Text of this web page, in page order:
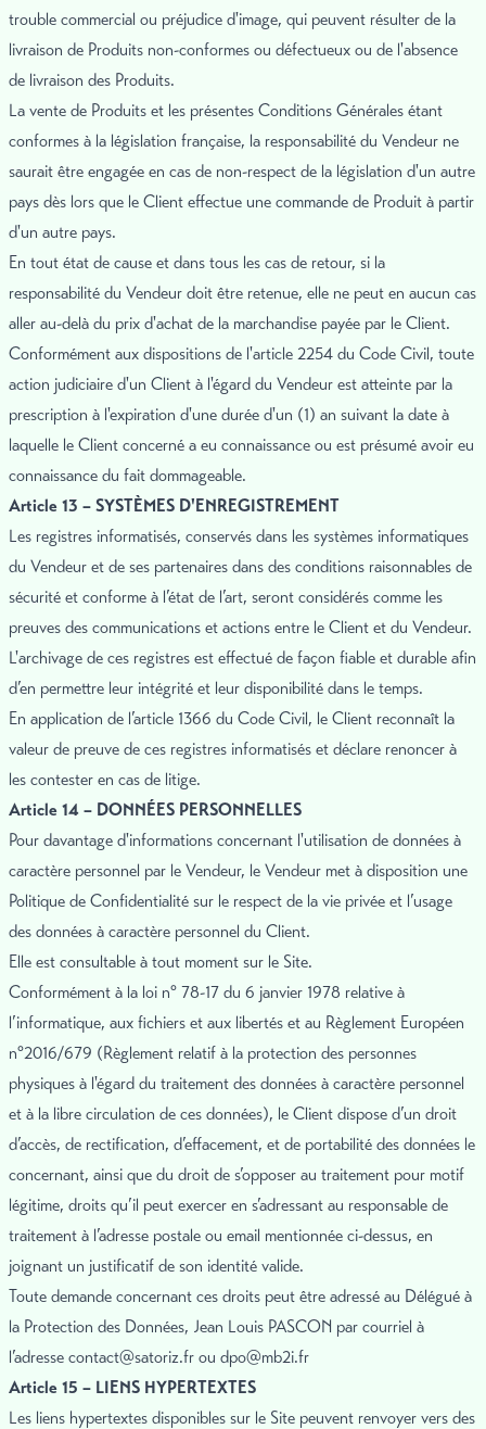
trouble commercial ou préjudice d'image, qui peuvent résulter de la
livraison de Produits non-conformes ou défectueux ou de l'absence
de livraison des Produits.
La vente de Produits et les présentes Conditions Générales étant
conformes à la législation française, la responsabilité du Vendeur ne
saurait être engagée en cas de non-respect de la législation d'un autre
pays dès lors que le Client effectue une commande de Produit à partir
d'un autre pays.
En tout état de cause et dans tous les cas de retour, si la
responsabilité du Vendeur doit être retenue, elle ne peut en aucun cas
aller au-delà du prix d'achat de la marchandise payée par le Client.
Conformément aux dispositions de l'article 2254 du Code Civil, toute
action judiciaire d'un Client à l'égard du Vendeur est atteinte par la
prescription à l'expiration d'une durée d'un (1) an suivant la date à
laquelle le Client concerné a eu connaissance ou est présumé avoir eu
connaissance du fait dommageable.
Article 13 – SYSTÈMES D'ENREGISTREMENT
Les registres informatisés, conservés dans les systèmes informatiques
du Vendeur et de ses partenaires dans des conditions raisonnables de
sécurité et conforme à l’état de l’art, seront considérés comme les
preuves des communications et actions entre le Client et du Vendeur.
L'archivage de ces registres est effectué de façon fiable et durable afin
d’en permettre leur intégrité et leur disponibilité dans le temps.
En application de l’article 1366 du Code Civil, le Client reconnaît la
valeur de preuve de ces registres informatisés et déclare renoncer à
les contester en cas de litige.
Article 14 – DONNÉES PERSONNELLES
Pour davantage d'informations concernant l'utilisation de données à
caractère personnel par le Vendeur, le Vendeur met à disposition une
Politique de Confidentialité sur le respect de la vie privée et l’usage
des données à caractère personnel du Client.
Elle est consultable à tout moment sur le Site.
Conformément à la loi n° 78-17 du 6 janvier 1978 relative à
l’informatique, aux fichiers et aux libertés et au Règlement Européen
n°2016/679 (Règlement relatif à la protection des personnes
physiques à l'égard du traitement des données à caractère personnel
et à la libre circulation de ces données), le Client dispose d’un droit
d’accès, de rectification, d’effacement, et de portabilité des données le
concernant, ainsi que du droit de s’opposer au traitement pour motif
légitime, droits qu’il peut exercer en s’adressant au responsable de
traitement à l’adresse postale ou email mentionnée ci-dessus, en
joignant un justificatif de son identité valide.
Toute demande concernant ces droits peut être adressé au Délégué à
la Protection des Données, Jean Louis PASCON par courriel à
l’adresse contact@satoriz.fr ou dpo@mb2i.fr
Article 15 – LIENS HYPERTEXTES
Les liens hypertextes disponibles sur le Site peuvent renvoyer vers des